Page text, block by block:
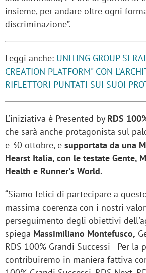
insieme, per andare oltre ogni
discriminazione”.
Leggi anche: UNITING GROUP SI
CREATION PLATFORM" CON
RIFLETTORI PUNTATI SUI SUOI
L’iniziativa è Presented by RDS
che sarà anche protagonista sul
e 30 ottobre, e supportata da una
Hearst Italia, con le testate Gente,
Health e Runner's World.
“Siamo felici di partecipare a
massima coerenza con i nostri
perseguimento degli obiettivi
spiega Massimiliano Montefusco,
RDS 100% Grandi Successi - Per la
contribuiremo in maniera fattiva